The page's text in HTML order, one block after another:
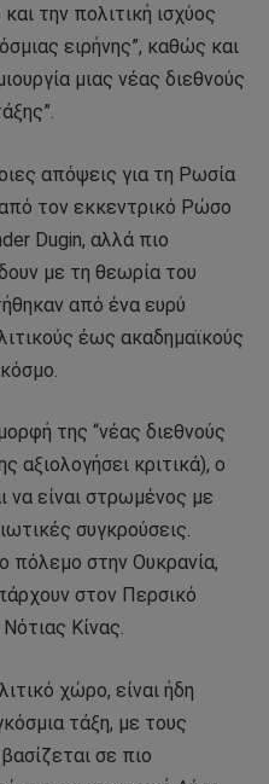
την πολιτική ισχύος
ειρήνης”, καθώς και
μιας νέας διεθνούς
απόψεις για τη Ρωσία
τον εκκεντρικό Ρώσο
Dugin, αλλά πιο
με τη θεωρία του
από ένα ευρύ
έως ακαδημαϊκούς
της “νέας διεθνούς
αξιολογήσει κριτικά), ο
να είναι στρωμένος με
συγκρούσεις.
πόλεμο στην Ουκρανία,
στον Περσικό
Κίνας.
χώρο, είναι ήδη
τάξη, με τους
σε πιο